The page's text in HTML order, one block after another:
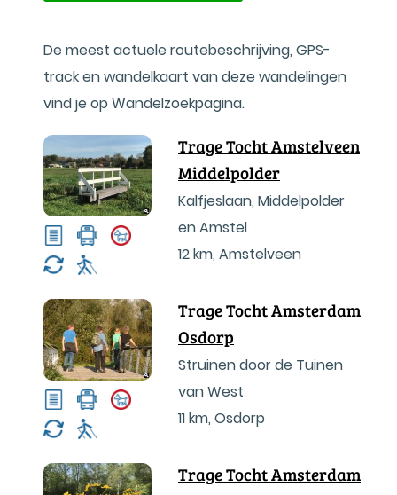
De meest actuele routebeschrijving, GPS-
track en wandelkaart van deze wandelingen
vind je op Wandelzoekpagina.
Trage Tocht Amstelveen
Middelpolder
Kalfjeslaan, Middelpolder
en Amstel
12 km, Amstelveen
Trage Tocht Amsterdam
Osdorp
Struinen door de Tuinen
van West
11 km, Osdorp
Trage Tocht Amsterdam